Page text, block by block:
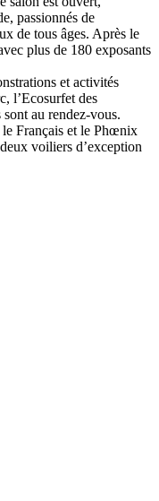
passionnés de
de tous âges. Après le
plus de 180 exposants
et activités
l’Ecosurfet des
au rendez-vous.
Français et le Phœnix
voiliers d’exception